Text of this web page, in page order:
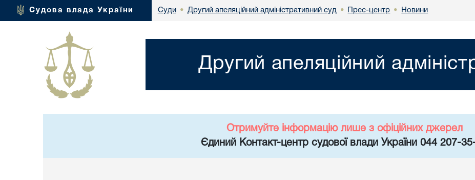
Судова влада України Суди • Другий апеляційний адміністративний суд • Прес-центр • Новини
Другий апеляційний
Отримуйте інформацію лише з офіційних джерел
Єдиний Контакт-центр судової влади України 044 207-